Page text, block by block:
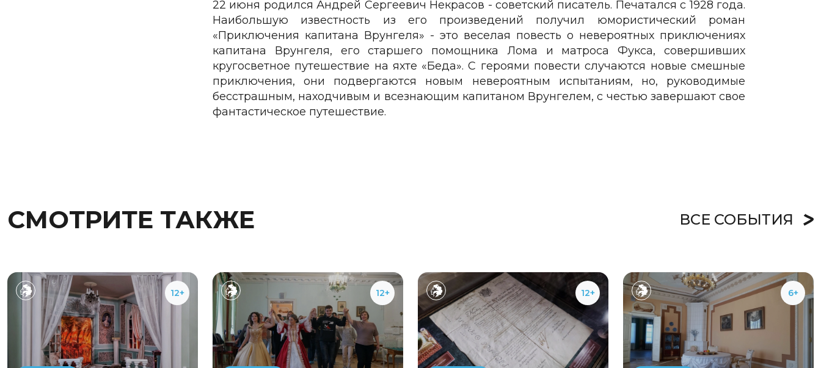
22 июня родился Андрей Сергеевич Некрасов - советский писатель. Печатался с 1928 года.
Наибольшую известность из его произведений получил юмористический роман
«Приключения капитана Врунгеля» - это веселая повесть о невероятных приключениях
капитана Врунгеля, его старшего помощника Лома и матроса Фукса, совершивших
кругосветное путешествие на яхте «Беда». С героями повести случаются новые смешные
приключения, они подвергаются новым невероятным испытаниям, но, руководимые
бесстрашным, находчивым и всезнающим капитаном Врунгелем, с честью завершают свое
фантастическое путешествие.
СМОТРИТЕ ТАКЖЕ ВСЕ СОБЫТИЯ
12+ 12+ 12+ 6+